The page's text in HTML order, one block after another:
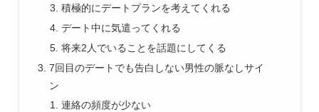
積極的にデートプランを考えてくれる
デート中に気遣ってくれる
将来2人でいることを話題にしてくる
7回目のデートでも告白しない男性の脈なしサイ
ン
連絡の頻度が少ない